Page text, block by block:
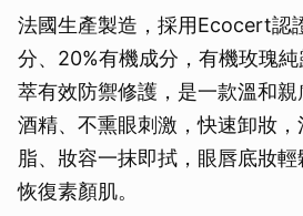
法國生產製造，採用Ecocert認
分、20%有機成分，有機玫瑰
萃有效防禦修護，是一款溫和
酒精、不熏眼刺激，快速卸妝
脂、妝容一抹即拭，眼唇底妝
恢復素顏肌。